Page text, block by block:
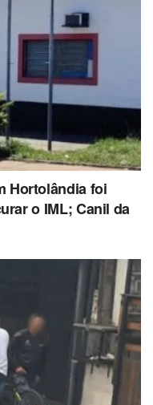
Hortolândia foi
o IML; Canil da